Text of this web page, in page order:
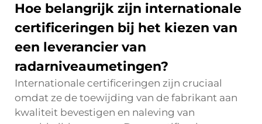
Hoe belangrijk zijn internationale
certificeringen bij het kiezen van
een leverancier van
radarniveaumetingen?
Internationale certificeringen zijn cruciaal
omdat ze de toewijding van de fabrikant aan
kwaliteit bevestigen en naleving van